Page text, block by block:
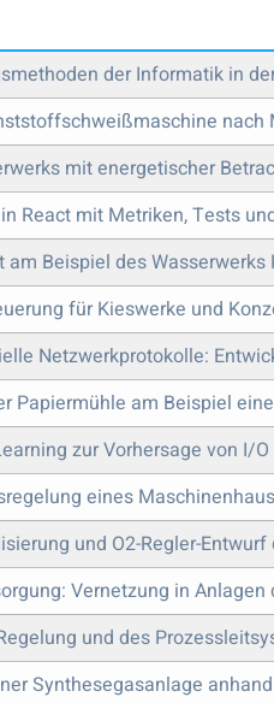
der Informatik in
mit energetischer
React mit Metriken, Tests
Beispiel des Wasserwerks
für Kieswerke und
Netzwerkprotokolle:
Papiermühle am Beispiel
zur Vorhersage von I/
eines
und O2-Regler-
Vernetzung in
und des
Synthesegasanlage